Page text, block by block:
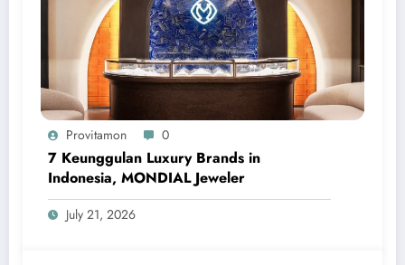
Provitamon 0
7 Keunggulan Luxury Brands in
Indonesia, MONDIAL Jeweler
July 21, 2026